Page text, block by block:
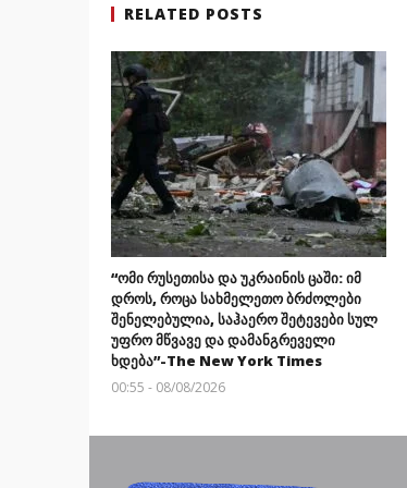
RELATED POSTS
“ომი რუსეთისა და უკრაინის ცაში: იმ
დროს, როცა სახმელეთო ბრძოლები
შენელებულია, საჰაერო შეტევები სულ
უფრო მწვავე და დამანგრეველი
ხდება”-The New York Times
00:55 - 08/08/2026